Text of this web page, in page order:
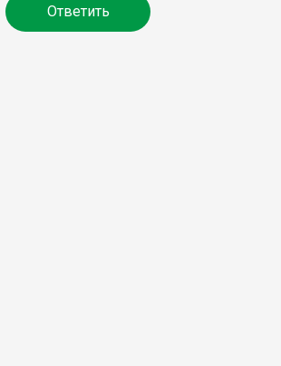
Ответить